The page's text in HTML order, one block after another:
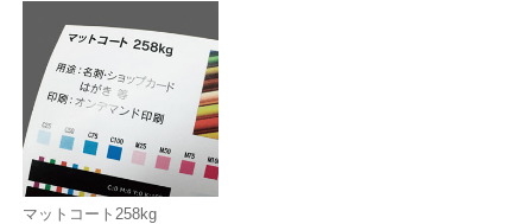
マットコート258kg